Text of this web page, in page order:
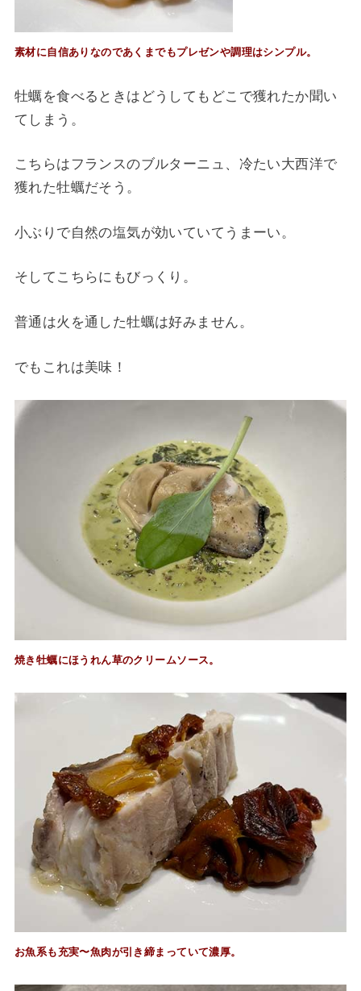
素材に自信ありなのであくまでもプレゼンや調理はシンプル。
牡蠣を食べるときはどうしてもどこで獲れたか聞い
てしまう。
こちらはフランスのブルターニュ、冷たい大西洋で
獲れた牡蠣だそう。
小ぶりで自然の塩気が効いていてうまーい。
そしてこちらにもびっくり。
普通は火を通した牡蠣は好みません。
でもこれは美味！
焼き牡蠣にほうれん草のクリームソース。
お魚系も充実〜魚肉が引き締まっていて濃厚。